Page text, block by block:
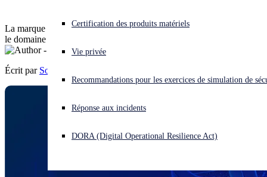
Vous subissez une cyberattaque ? Obtenez une aide immédiate.
Se connecter
Open search
Open language switcher
Certification des produits matériels
Vie privée
Recommandations pour les exercices de simulation de
Réponse aux incidents
DORA (Digital Operational Resilience Act)
La marque Sophos évolue pour refléter notre position de leader dans
le domaine de la cybersécurité.
Écrit par Sophos